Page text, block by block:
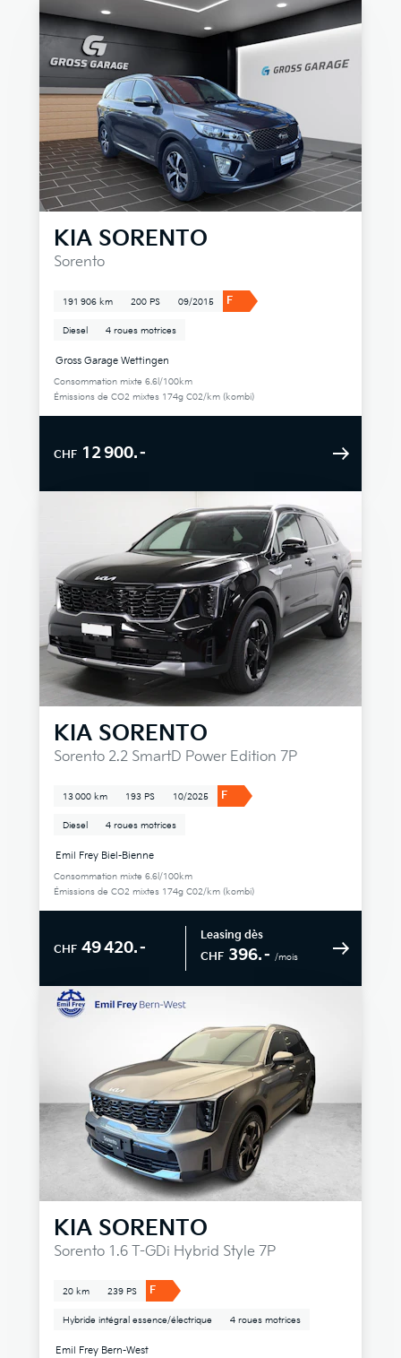
KIA SORENTO
Sorento
191 906 km 200 PS 09/2015 F
Diesel 4 roues motrices
Gross Garage Wettingen
Consommation mixte 6.6l/100km
Émissions de CO2 mixtes 174g C02/km (kombi)
CHF 12 900.–
KIA SORENTO
Sorento 2.2 SmartD Power Edition 7P
13 000 km 193 PS 10/2025 F
Diesel 4 roues motrices
Emil Frey Biel-Bienne
Consommation mixte 6.6l/100km
Émissions de CO2 mixtes 174g C02/km (kombi)
CHF 49 420.–
Leasing dès
CHF 396.– /mois
KIA SORENTO
Sorento 1.6 T-GDi Hybrid Style 7P
20 km 239 PS F
Hybride intégral essence/électrique 4 roues motrices
Emil Frey Bern-West